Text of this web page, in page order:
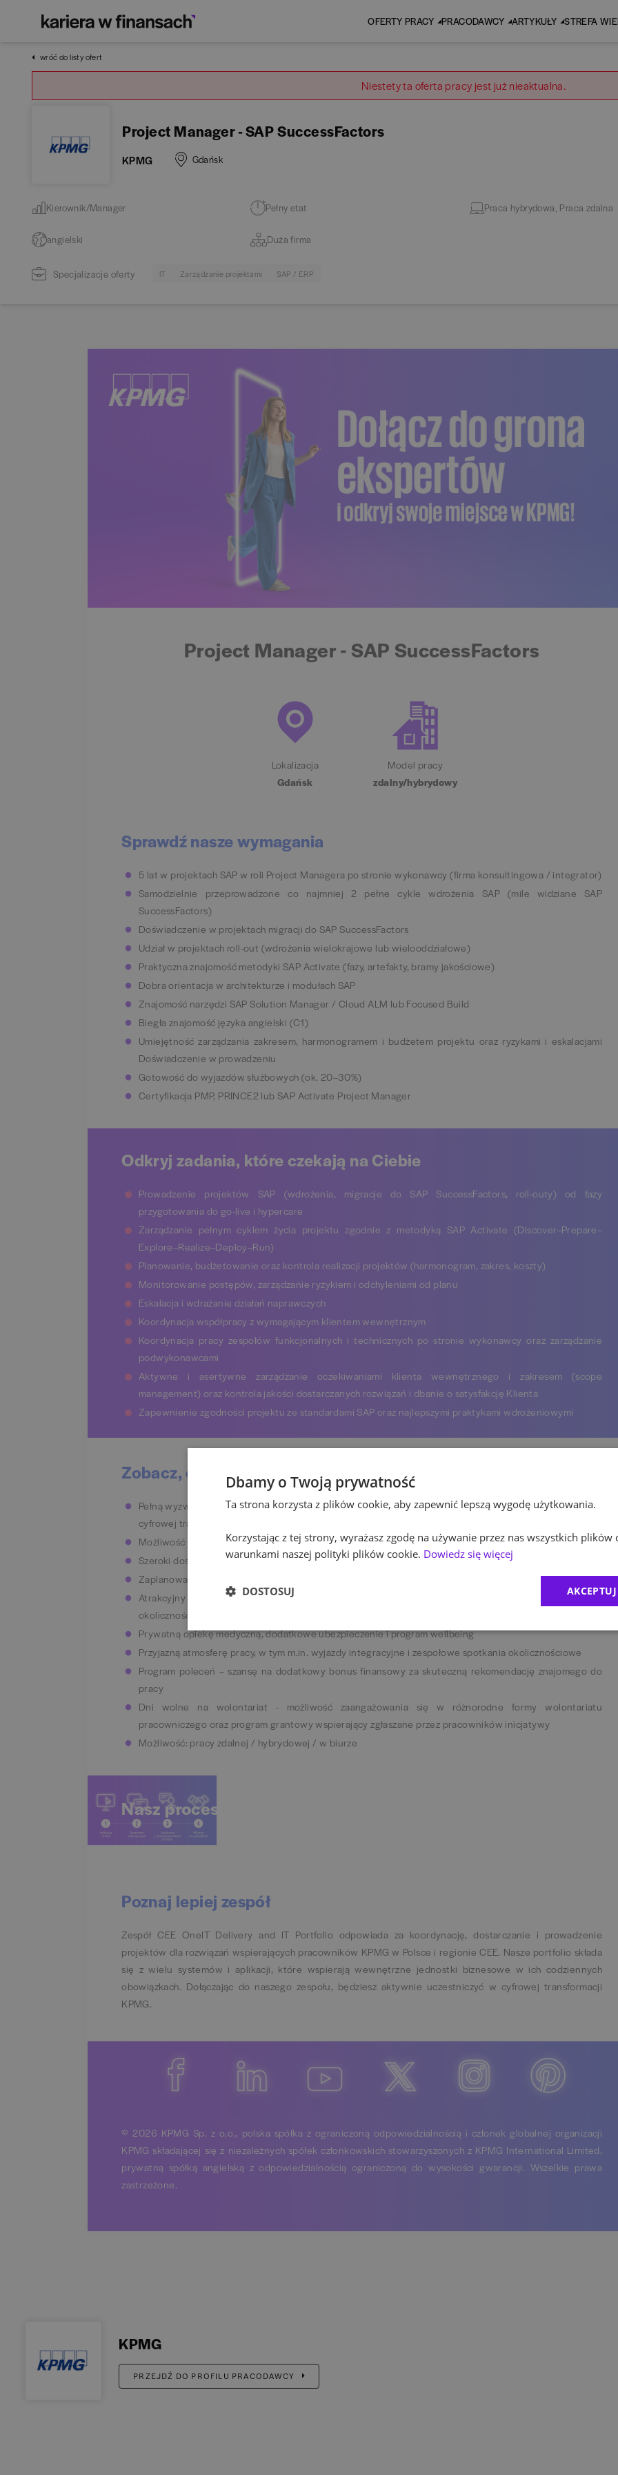
OFERTY PRACY PRACODAWCY ARTYKUŁY STREFA
wróć do listy ofert
Niestety ta oferta pracy jest już nieaktualna.
Project Manager - SAP SuccessFactors
KPMG Gdańsk
Kierownik/Manager Pełny etat Praca hybrydowa, Praca zdalna
angielski Duża firma
Specjalizacje oferty IT Zarządzanie projektami SAP / ERP
Project Manager - SAP SuccessFactors
Lokalizacja
Gdańsk
Model pracy
zdalny/hybrydowy
Sprawdź nasze wymagania
5 lat w projektach SAP w roli Project Managera po stronie wykonawcy (firma konsultingowa / integrator)
Samodzielnie przeprowadzone co najmniej 2 pełne cykle wdrożenia SAP (mile widziane SAP
SuccessFactors)
Doświadczenie w projektach migracji do SAP SuccessFactors
Udział w projektach roll-out (wdrożenia wielokrajowe lub wielooddziałowe)
Praktyczna znajomość metodyki SAP Activate (fazy, artefakty, bramy jakościowe)
Dobra orientacja w architekturze i modułach SAP
Znajomość narzędzi SAP Solution Manager / Cloud ALM lub Focused Build
Biegła znajomość języka angielski (C1)
Umiejętność zarządzania zakresem, harmonogramem i budżetem projektu oraz ryzykami i eskalacjami
Doświadczenie w prowadzeniu
Gotowość do wyjazdów służbowych (ok. 20–30%)
Certyfikacja PMP, PRINCE2 lub SAP Activate Project Manager
Odkryj zadania, które czekają na Ciebie
Prowadzenie projektów SAP (wdrożenia, migracje do SAP SuccessFactors, roll-outy) od fazy
przygotowania do go-live i hypercare
Zarządzanie pełnym cyklem życia projektu zgodnie z metodyką SAP Activate (Discover–Prepare–
Explore–Realize–Deploy–Run)
Planowanie, budżetowanie oraz kontrola realizacji projektów (harmonogram, zakres, koszty)
Monitorowanie postępów, zarządzanie ryzykiem i odchyleniami od planu
Eskalacja i wdrażanie działań naprawczych
Koordynacja współpracy z wymagającym klientem wewnętrznym
Koordynacja pracy zespołów funkcjonalnych i technicznych po stronie wykonawcy oraz zarządzanie
podwykonawcami
Aktywne i asertywne zarządzanie oczekiwaniami klienta wewnętrznego i zakresem (scope
management) oraz kontrola jakości dostarczanych rozwiązań i dbanie o satysfakcję Klienta
Zapewnienie zgodności projektu ze standardami SAP oraz najlepszymi praktykami wdrożeniowymi
Zobacz, co mamy dla Ciebie
Pełną wyzwań pracę w wiodącej na rynku polskim oraz międzynarodowym firmie wdrażającej rozwiązania
cyfrowej transformacji i usług chmurowych
Możliwość samorealizacji oraz rozwoju osobistego poprzez udział w dedykowanych szkoleniach
Szeroki dostęp do platform e-learningowych, takich jak: Degreed, LinkedIn Learning, Pluralsite
Zaplanowany czas na przygotowanie do egzaminów, oraz budżet na zdobycie certyfikatów
Atrakcyjny pakiet socjalny, w tym kartę MultiSport, bilety do kina, teatru, vouchery i zniżki, bony
okolicznościowe
Prywatną opiekę medyczną, dodatkowe ubezpieczenie i program wellbeing
Przyjazną atmosferę pracy, w tym m.in. wyjazdy integracyjne i zespołowe spotkania okolicznościowe
Program poleceń – szansę na dodatkowy bonus finansowy za skuteczną rekomendację znajomego do
pracy
Dni wolne na wolontariat - możliwość zaangażowania się w różnorodne formy wolontariatu
pracowniczego oraz program grantowy wspierający zgłaszane przez pracowników inicjatywy
Możliwość: pracy zdalnej / hybrydowej / w biurze
Nasz proces rekrutacyjny
Poznaj lepiej zespół
Zespół CEE OneIT Delivery and IT Portfolio odpowiada za koordynację, dostarczanie i prowadzenie
projektów dla rozwiązań wspierających pracowników KPMG w Polsce i regionie CEE. Nasze portfolio składa
się z wielu systemów i aplikacji, które wspierają wewnętrzne jednostki biznesowe w ich codziennych
obowiązkach. Dołączając do naszego zespołu, będziesz aktywnie uczestniczyć w cyfrowej transformacji
KPMG.
© 2026 KPMG Sp. z o.o., polska spółka z ograniczoną odpowiedzialnością i członek globalnej organizacji
KPMG składającej się z niezależnych spółek członkowskich stowarzyszonych z KPMG International Limited,
prywatną spółką angielską z odpowiedzialnością ograniczoną do wysokości gwarancji. Wszelkie prawa
zastrzeżone.
KPMG
PRZEJDŹ DO PROFILU PRACODAWCY
Dbamy o Twoją prywatność
Ta strona korzysta z plików cookie, aby zapewnić lepszą wygodę użytkowania.
Korzystając z tej strony, wyrażasz zgodę na używanie przez nas wszystkich plików
warunkami naszej polityki plików cookie. Dowiedz się więcej
DOSTOSUJ